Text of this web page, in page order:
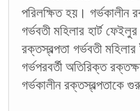
পরিলক্ষিত হয়। গর্ভকালীন
গর্ভবতী মহিলার হার্ট
রক্তস্বল্পতা গর্ভবতী
গর্ভপরবর্তী অতিরিক্ত
গর্ভকালীন রক্তস্বল্পতাকে